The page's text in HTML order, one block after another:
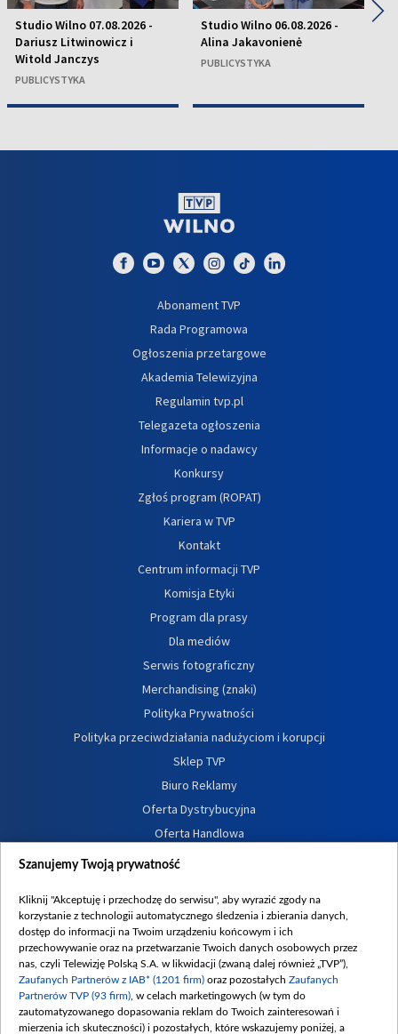
Studio Wilno 07.08.2026 -
Dariusz Litwinowicz i
Witold Janczys
PUBLICYSTYKA
Studio Wilno 06.08.2026 -
Alina Jakavonienė
PUBLICYSTYKA
▶
Abonament TVP
Rada Programowa
Ogłoszenia przetargowe
Akademia Telewizyjna
Regulamin tvp.pl
Telegazeta ogłoszenia
Informacje o nadawcy
Konkursy
Zgłoś program (ROPAT)
Kariera w TVP
Kontakt
Centrum informacji TVP
Komisja Etyki
Program dla prasy
Dla mediów
Serwis fotograficzny
Merchandising (znaki)
Polityka Prywatności
Polityka przeciwdziałania nadużyciom i korupcji
Sklep TVP
Biuro Reklamy
Oferta Dystrybucyjna
Oferta Handlowa
Dostępność
Procedura zgłoszeń wewnętrznych
Szanujemy Twoją prywatność
Kliknij "Akceptuję i przechodzę do serwisu", aby wyrazić zgody na
korzystanie z technologii automatycznego śledzenia i zbierania danych,
dostęp do informacji na Twoim urządzeniu końcowym i ich
przechowywanie oraz na przetwarzanie Twoich danych osobowych przez
nas, czyli Telewizję Polską S.A. w likwidacji (zwaną dalej również „TVP”),
Zaufanych Partnerów z IAB* (1201 firm) oraz pozostałych Zaufanych
Partnerów TVP (93 firm) , w celach marketingowych (w tym do
zautomatyzowanego dopasowania reklam do Twoich zainteresowań i
mierzenia ich skuteczności) i pozostałych, które wskazujemy poniżej, a